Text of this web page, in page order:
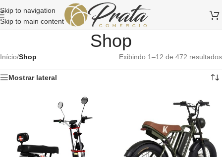
Skip to navigation
Skip to main content
Shop
Início/Shop Exibindo 1–12 de 472 resultados
Mostrar lateral